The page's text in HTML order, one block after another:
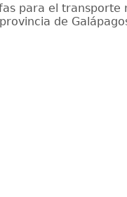
para el
de